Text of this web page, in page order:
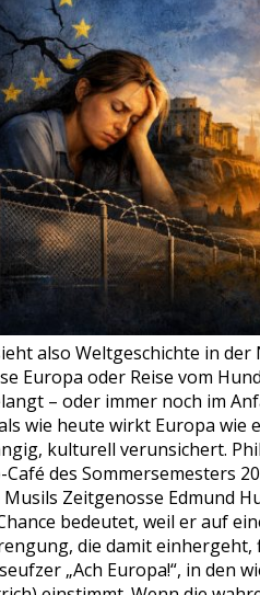
also Weltgeschichte in
Europa oder Reise vom
– oder immer noch im
wie heute wirkt Europa
kulturell verunsichert.
Café des Sommersemesters
Musils Zeitgenosse Edmund
bedeutet, weil er auf
die damit einhergeht,
„Ach Europa!“, in den